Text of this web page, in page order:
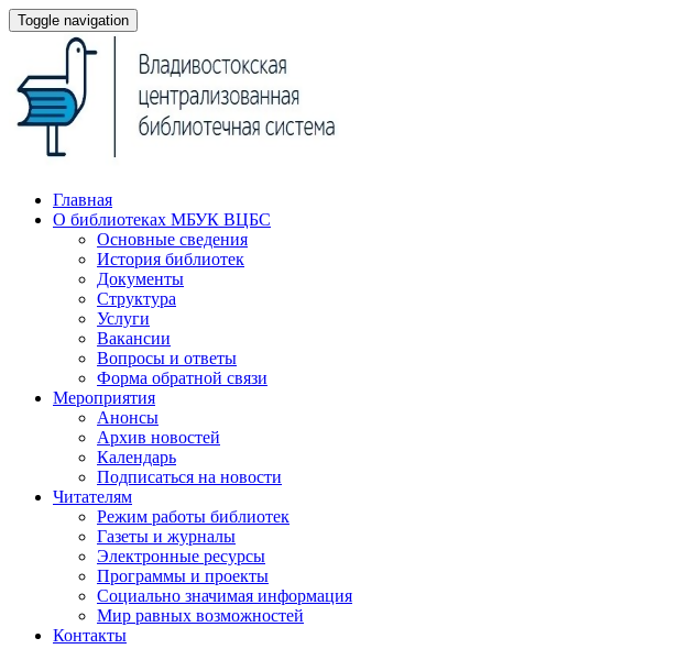
Toggle navigation
Главная
О библиотеках МБУК ВЦБС
Основные сведения
История библиотек
Документы
Структура
Услуги
Вакансии
Вопросы и ответы
Форма обратной связи
Мероприятия
Анонсы
Архив новостей
Календарь
Подписаться на новости
Читателям
Режим работы библиотек
Газеты и журналы
Электронные ресурсы
Программы и проекты
Социально значимая информация
Мир равных возможностей
Контакты